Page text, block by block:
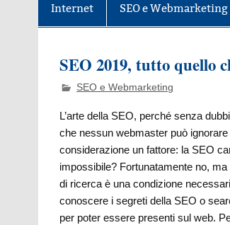
Internet SEO e Webmarketing
SEO 2019, tutto quello
SEO e Webmarketing
L’arte della SEO, perché senza
che nessun webmaster può
considerazione un fattore: la SEO
impossibile? Fortunatamente no,
di ricerca è una condizione
conoscere i segreti della SEO o
per poter essere presenti sul web.